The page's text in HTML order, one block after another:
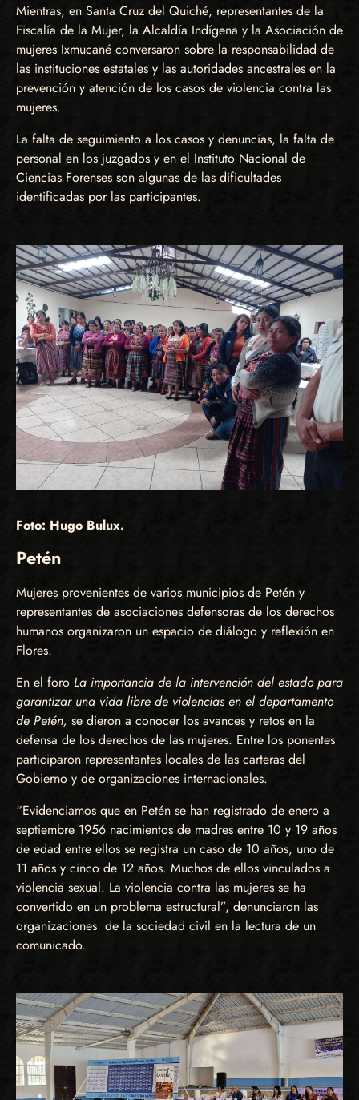
Mientras, en Santa Cruz del Quiché, representantes de la
Fiscalía de la Mujer, la Alcaldía Indígena y la Asociación de
mujeres Ixmucané conversaron sobre la responsabilidad de
las instituciones estatales y las autoridades ancestrales en la
prevención y atención de los casos de violencia contra las
mujeres.
La falta de seguimiento a los casos y denuncias, la falta de
personal en los juzgados y en el Instituto Nacional de
Ciencias Forenses son algunas de las dificultades
identificadas por las participantes.
Foto: Hugo Bulux.
Petén
Mujeres provenientes de varios municipios de Petén y
representantes de asociaciones defensoras de los derechos
humanos organizaron un espacio de diálogo y reflexión en
Flores.
En el foro La importancia de la intervención del estado para
garantizar una vida libre de violencias en el departamento
de Petén, se dieron a conocer los avances y retos en la
defensa de los derechos de las mujeres. Entre los ponentes
participaron representantes locales de las carteras del
Gobierno y de organizaciones internacionales.
“Evidenciamos que en Petén se han registrado de enero a
septiembre 1956 nacimientos de madres entre 10 y 19 años
de edad entre ellos se registra un caso de 10 años, uno de
11 años y cinco de 12 años. Muchos de ellos vinculados a
violencia sexual. La violencia contra las mujeres se ha
convertido en un problema estructural”, denunciaron las
organizaciones de la sociedad civil en la lectura de un
comunicado.